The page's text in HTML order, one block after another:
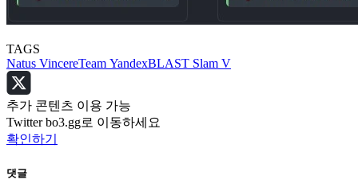
TAGS
Natus VincereTeam YandexBLAST Slam V
추가 콘텐츠 이용 가능
Twitter bo3.gg로 이동하세요
확인하기
댓글